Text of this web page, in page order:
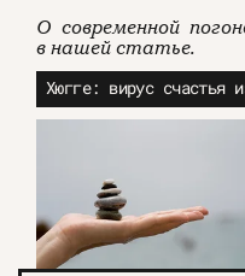
О современной
в нашей статье.
Хюгге: вирус счастья